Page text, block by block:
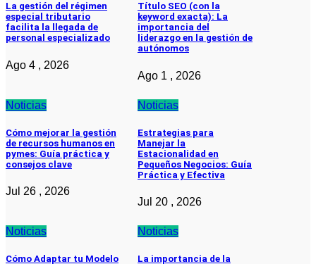
La gestión del régimen
especial tributario
facilita la llegada de
personal especializado
Ago 4 , 2026
Título SEO (con la
keyword exacta): La
importancia del
liderazgo en la gestión de
autónomos
Ago 1 , 2026
Noticias
Cómo mejorar la gestión
de recursos humanos en
pymes: Guía práctica y
consejos clave
Jul 26 , 2026
Noticias
Estrategias para
Manejar la
Estacionalidad en
Pequeños Negocios: Guía
Práctica y Efectiva
Jul 20 , 2026
Noticias
Cómo Adaptar tu Modelo
Noticias
La importancia de la